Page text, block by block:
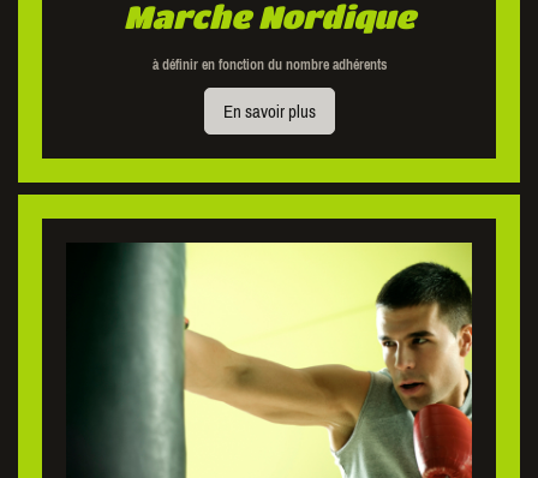
Marche Nordique
à définir en fonction du nombre adhérents
En savoir plus